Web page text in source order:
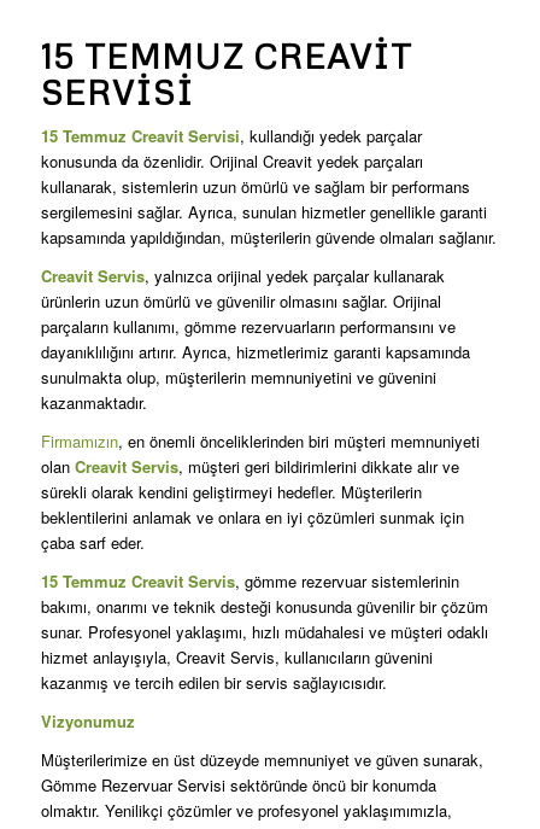
15 TEMMUZ CREAVIT
SERVISI
15 Temmuz Creavit Servisi, kullandığı yedek parçalar
konusunda da özenlidir. Orijinal Creavit yedek parçaları
kullanarak, sistemlerin uzun ömürlü ve sağlam bir performans
sergilemesini sağlar. Ayrıca, sunulan hizmetler genellikle garanti
kapsamında yapıldığından, müşterilerin güvende olmaları sağlanır.
Creavit Servis, yalnızca orijinal yedek parçalar kullanarak
ürünlerin uzun ömürlü ve güvenilir olmasını sağlar. Orijinal
parçaların kullanımı, gömme rezervuarların performansını ve
dayanıklılığını artırır. Ayrıca, hizmetlerimiz garanti kapsamında
sunulmakta olup, müşterilerin memnuniyetini ve güvenini
kazanmaktadır.
Firmamızın, en önemli önceliklerinden biri müşteri memnuniyeti
olan Creavit Servis, müşteri geri bildirimlerini dikkate alır ve
sürekli olarak kendini geliştirmeyi hedefler. Müşterilerin
beklentilerini anlamak ve onlara en iyi çözümleri sunmak için
çaba sarf eder.
15 Temmuz Creavit Servis, gömme rezervuar sistemlerinin
bakımı, onarımı ve teknik desteği konusunda güvenilir bir çözüm
sunar. Profesyonel yaklaşımı, hızlı müdahalesi ve müşteri odaklı
hizmet anlayışıyla, Creavit Servis, kullanıcıların güvenini
kazanmış ve tercih edilen bir servis sağlayıcısıdır.
Vizyonumuz
Müşterilerimize en üst düzeyde memnuniyet ve güven sunarak,
Gömme Rezervuar Servisi sektöründe öncü bir konumda
olmaktır. Yenilikçi çözümler ve profesyonel yaklaşımımızla,